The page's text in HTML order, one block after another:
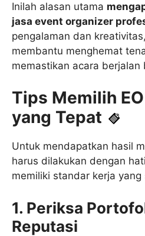
Inilah alasan utama
jasa event organizer
pengalaman dan
membantu menghemat
memastikan acara
Tips Memilih
yang Tepat
Untuk mendapatkan hasil
harus dilakukan dengan
memiliki standar kerja yang
1. Periksa
Reputasi